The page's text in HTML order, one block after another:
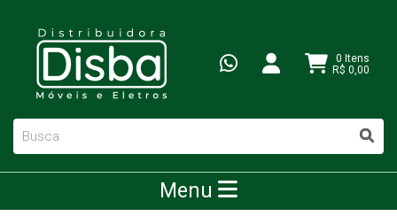
0 Itens
R$ 0,00
Menu